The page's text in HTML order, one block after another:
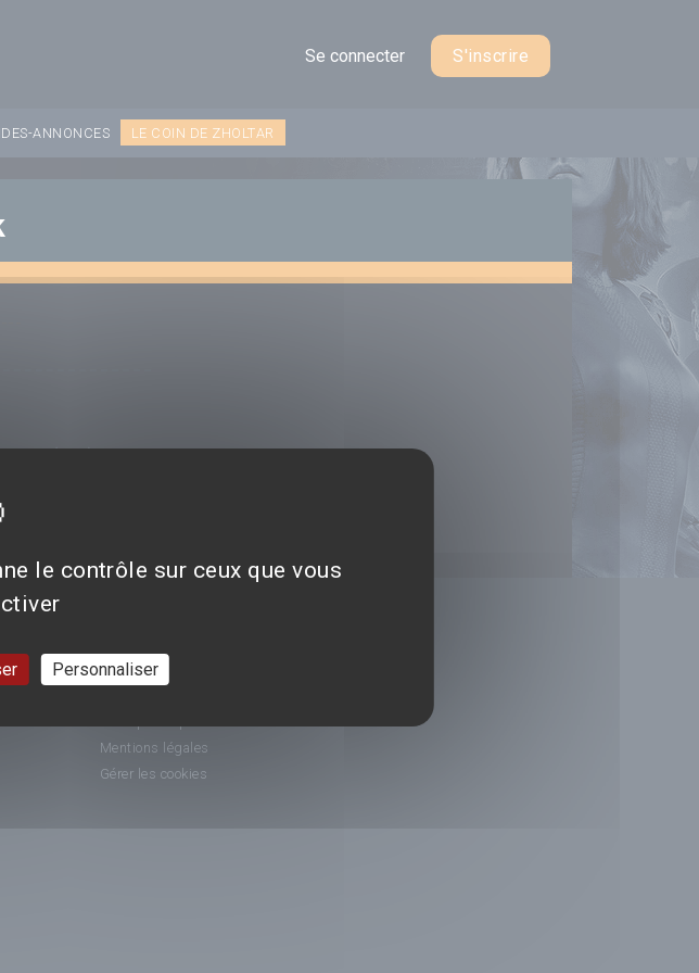
Se connecter S'inscrire
ANNONCES LE COIN DE ZHOLTAR
Nous contacter
Mentions légales
Gérer les cookies
le contrôle sur ceux que vous
Personnaliser